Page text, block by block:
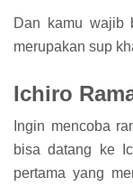
Dan kamu wajib
merupakan sup
Ichiro
Ingin mencoba
bisa datang ke
pertama yang